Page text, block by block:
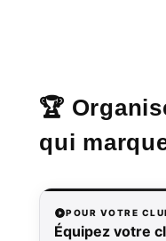
🏆
qui
POUR VOTRE
Équipez votre